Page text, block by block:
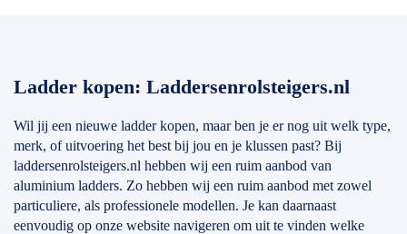
Ladder kopen: Laddersenrolsteigers.nl
Wil jij een nieuwe ladder kopen, maar ben je er nog uit welk type,
merk, of uitvoering het best bij jou en je klussen past? Bij
laddersenrolsteigers.nl hebben wij een ruim aanbod van
aluminium ladders. Zo hebben wij een ruim aanbod met zowel
particuliere, als professionele modellen. Je kan daarnaast
eenvoudig op onze website navigeren om uit te vinden welke